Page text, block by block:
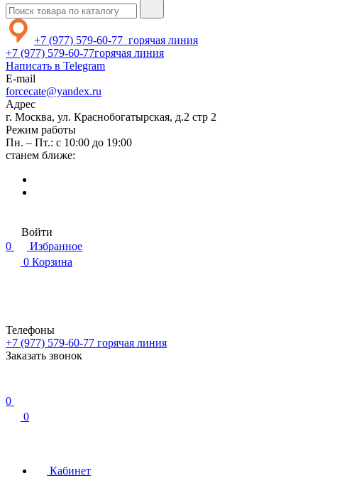
+7 (977) 579-60-77 горячая линия
+7 (977) 579-60-77горячая линия
Написать в Telegram
E-mail
forcecate@yandex.ru
Адрес
г. Москва, ул. Краснобогатырская, д.2 стр 2
Режим работы
Пн. – Пт.: с 10:00 до 19:00
станем ближе:
Войти
0
Избранное
0 Корзина
Телефоны
+7 (977) 579-60-77 горячая линия
Заказать звонок
0
0
Кабинет